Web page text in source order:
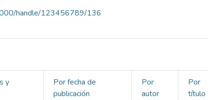
handle/123456789/136
y
Por fecha de
publicación
Por
autor
Por
título